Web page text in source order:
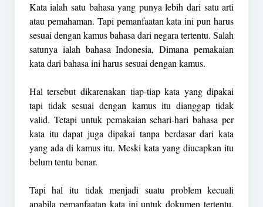
Kata ialah satu bahasa yang punya lebih dari satu arti
atau pemahaman. Tapi pemanfaatan kata ini pun harus
sesuai dengan kamus bahasa dari negara tertentu. Salah
satunya ialah bahasa Indonesia, Dimana pemakaian
kata dari bahasa ini harus sesuai dengan kamus.
Hal tersebut dikarenakan tiap-tiap kata yang dipakai
tapi tidak sesuai dengan kamus itu dianggap tidak
valid. Tetapi untuk pemakaian sehari-hari bahasa per
kata itu dapat juga dipakai tanpa berdasar dari kata
yang ada di kamus itu. Meski kata yang diucapkan itu
belum tentu benar.
Tapi hal itu tidak menjadi suatu problem kecuali
apabila pemanfaatan kata ini untuk dokumen tertentu.